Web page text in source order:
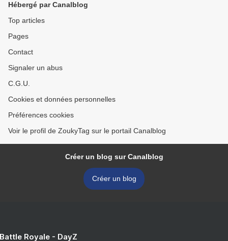
Hébergé par Canalblog
Top articles
Pages
Contact
Signaler un abus
C.G.U.
Cookies et données personnelles
Préférences cookies
Voir le profil de ZoukyTag sur le portail Canalblog
Créer un blog sur Canalblog
Créer un blog
Royale - DayZ